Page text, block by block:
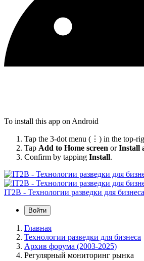
To install this app on Android
Tap the 3-dot menu (⋮) in the top-
Tap Add to Home screen orInstall
Confirm by tapping Install.
IT2B - Технологии разведки для бизнеса
Войти
Главная
Технологии разведки для бизнеса
Архив форума (2003-2025)
Регулярный мониторинг рынка